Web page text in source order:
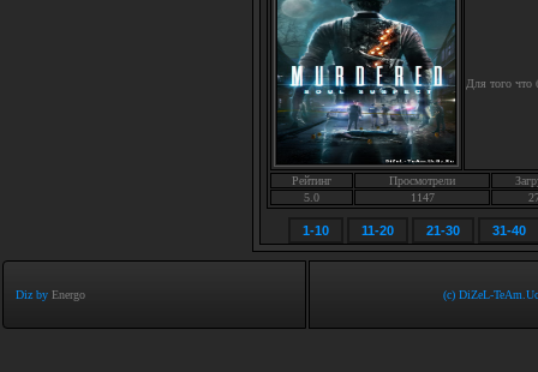
Для того что
Рейтинг Просмотрели
5.0
1147
1-10 11-20 21-30 31-40
Diz by Energo (c) DiZeL-